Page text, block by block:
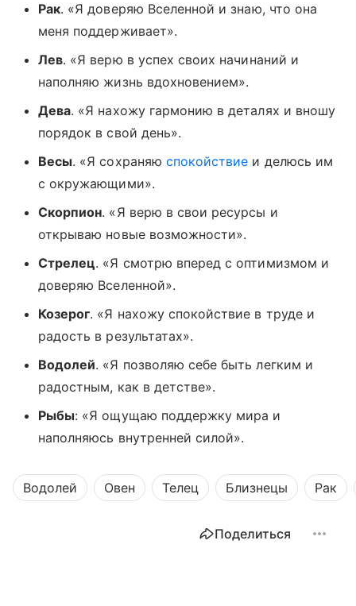
Рак. «Я доверяю Вселенной и знаю, что она
меня поддерживает».
Лев. «Я верю в успех своих начинаний и
наполняю жизнь вдохновением».
Дева. «Я нахожу гармонию в деталях и вношу
порядок в свой день».
Весы. «Я сохраняю спокойствие и делюсь им
с окружающими».
Скорпион. «Я верю в свои ресурсы и
открываю новые возможности».
Стрелец. «Я смотрю вперед с оптимизмом и
доверяю Вселенной».
Козерог. «Я нахожу спокойствие в труде и
радость в результатах».
Водолей. «Я позволяю себе быть легким и
радостным, как в детстве».
Рыбы: «Я ощущаю поддержку мира и
наполняюсь внутренней силой».
Водолей Овен Телец Близнецы Рак
Поделиться